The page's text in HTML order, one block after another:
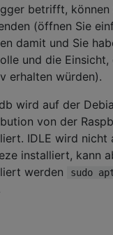
betrifft, können
(öffnen Sie
damit und Sie
und die Einsicht,
erhalten würden).
wird auf der
von der
IDLE wird nicht
installiert, kann
werden
sudo